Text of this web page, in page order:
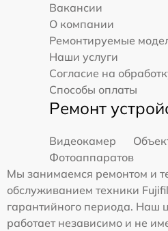
Вакансии
О компании
Ремонтируемые
Наши услуги
Согласие на
Способы оплаты
Ремонт
Видеокамер
Фотоаппаратов
Мы занимаемся ремонтом и
обслуживанием техники
гарантийного периода. Наш
работает независимо и не